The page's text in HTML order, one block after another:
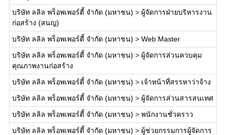
บริษัท ลลิล พร็อพเพอร์ตี้ จำกัด (มหาชน) > ผู้จัดการฝ่ายบริหารงาน
ก่อสร้าง (สนญ)
บริษัท ลลิล พร็อพเพอร์ตี้ จำกัด (มหาชน) > Web Master
บริษัท ลลิล พร็อพเพอร์ตี้ จำกัด (มหาชน) > ผู้จัดการส่วนควบคุม
คุณภาพงานก่อสร้าง
บริษัท ลลิล พร็อพเพอร์ตี้ จำกัด (มหาชน) > เจ้าหน้าที่สรรหาว่าจ้าง
บริษัท ลลิล พร็อพเพอร์ตี้ จำกัด (มหาชน) > ผู้จัดการส่วนสารสนเทศ
บริษัท ลลิล พร็อพเพอร์ตี้ จำกัด (มหาชน) > พนักงานชั่วคราว
บริษัท ลลิล พร็อพเพอร์ตี้ จำกัด (มหาชน) > ผู้ช่วยกรรมการผู้จัดการ